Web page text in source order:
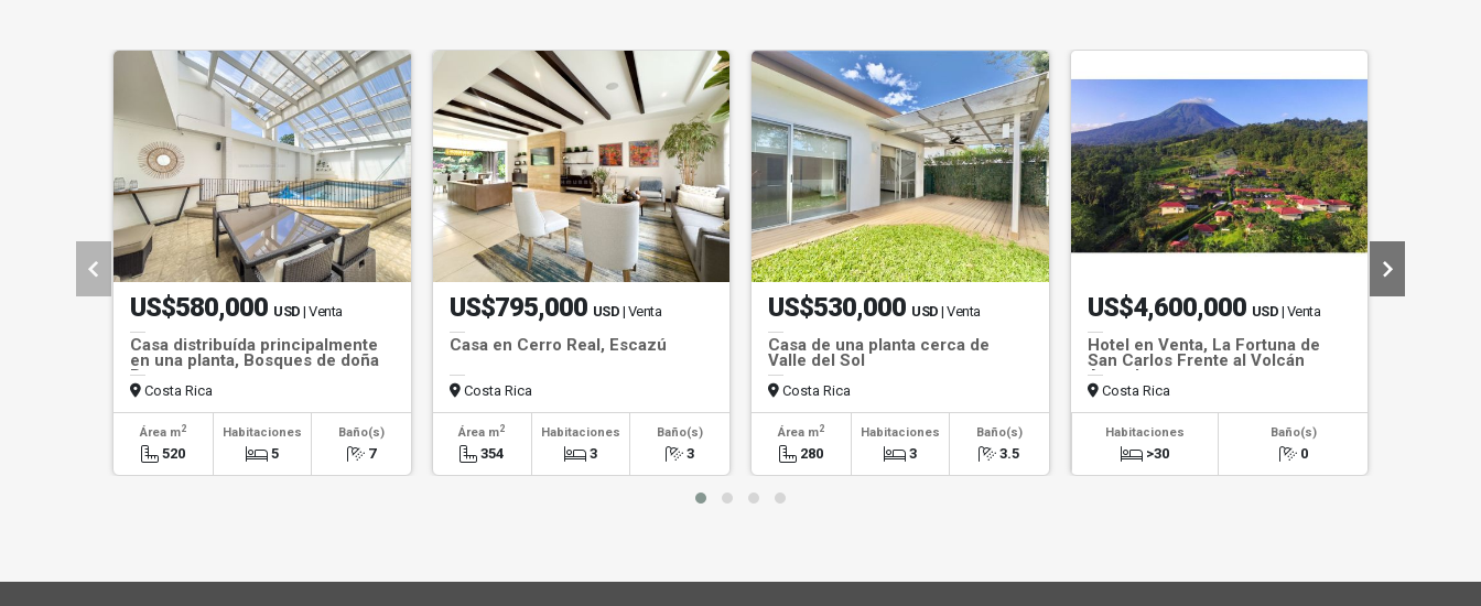
US$580,000 USD | Venta
Casa distribuída principalmente
en una planta, Bosques de doña
Rosa
Costa Rica
Área m2
520
Habitaciones
5
Baño(s)
7
US$795,000 USD | Venta
Casa en Cerro Real, Escazú
Costa Rica
Área m2
354
Habitaciones
3
Baño(s)
3
US$530,000 USD | Venta
Casa de una planta cerca de
Valle del Sol
Costa Rica
Área m2
280
Habitaciones
3
Baño(s)
3.5
US$4,600,000 USD | Venta
Hotel en Venta, La Fortuna de
San Carlos Frente al Volcán
Arenal
Costa Rica
Habitaciones
>30
Baño(s)
0